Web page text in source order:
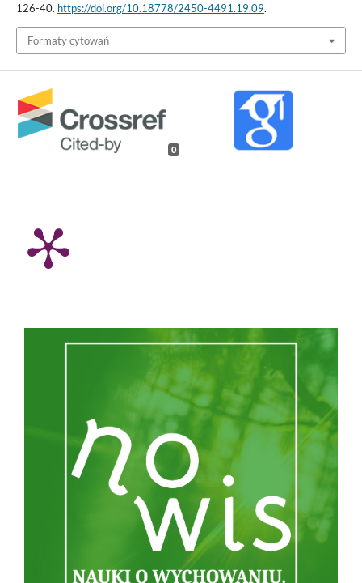
126-40. https://doi.org/10.18778/2450-4491.19.09.
Formaty cytowań
0